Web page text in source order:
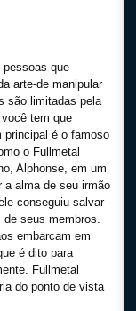
que
arte-de manipular
são limitadas pela
tem que
principal é o famoso
o Fullmetal
Alphonse, em um
a alma de seu irmão
conseguiu salvar
seus membros.
embarcam em
é dito para
Fullmetal
do ponto de vista